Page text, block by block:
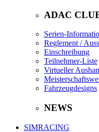
ADAC
Serien-
Reglement /
Einschreibung
Teilnehmer-Liste
Virtueller
Fahrzeugdesigns
NEWS
SIMRACING